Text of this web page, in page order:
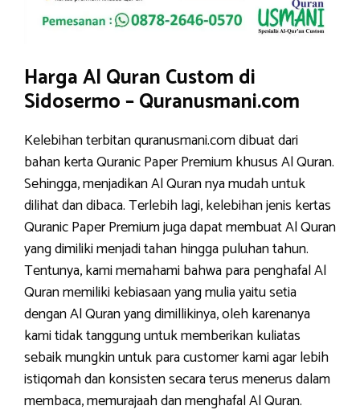
Harga Al Quran Custom di
Sidosermo – Quranusmani.com
Kelebihan terbitan quranusmani.com dibuat dari
bahan kerta Quranic Paper Premium khusus Al Quran.
Sehingga, menjadikan Al Quran nya mudah untuk
dilihat dan dibaca. Terlebih lagi, kelebihan jenis kertas
Quranic Paper Premium juga dapat membuat Al Quran
yang dimiliki menjadi tahan hingga puluhan tahun.
Tentunya, kami memahami bahwa para penghafal Al
Quran memiliki kebiasaan yang mulia yaitu setia
dengan Al Quran yang dimillikinya, oleh karenanya
kami tidak tanggung untuk memberikan kuliatas
sebaik mungkin untuk para customer kami agar lebih
istiqomah dan konsisten secara terus menerus dalam
membaca, memurajaah dan menghafal Al Quran.